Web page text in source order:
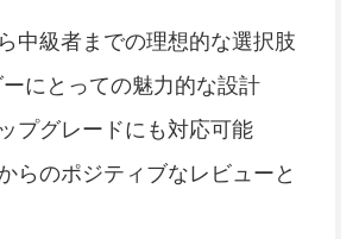
中級者までの理想的な選択肢
にとっての魅力的な設計
プグレードにも対応可能
らのポジティブなレビューと